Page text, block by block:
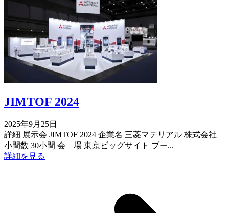
JIMTOF 2024
2025年9月25日
詳細 展示会 JIMTOF 2024 企業名 三菱マテリアル 株式会社
小間数 30小間 会 場 東京ビッグサイト ブー...
詳細を見る